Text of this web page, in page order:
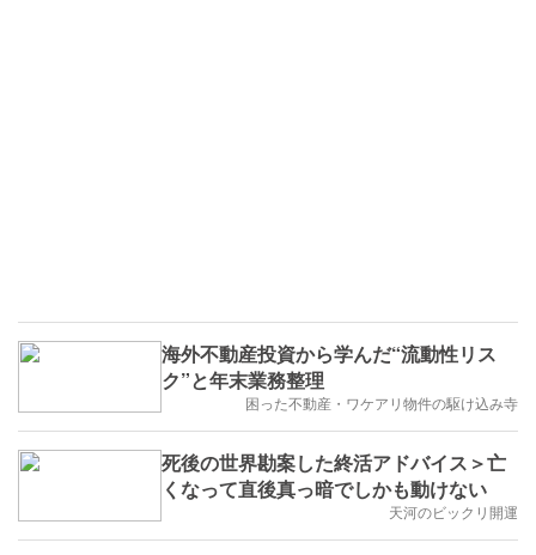
海外不動産投資から学んだ“流動性リス
ク”と年末業務整理
困った不動産・ワケアリ物件の駆け込み寺
死後の世界勘案した終活アドバイス＞亡
くなって直後真っ暗でしかも動けない
天河のビックリ開運